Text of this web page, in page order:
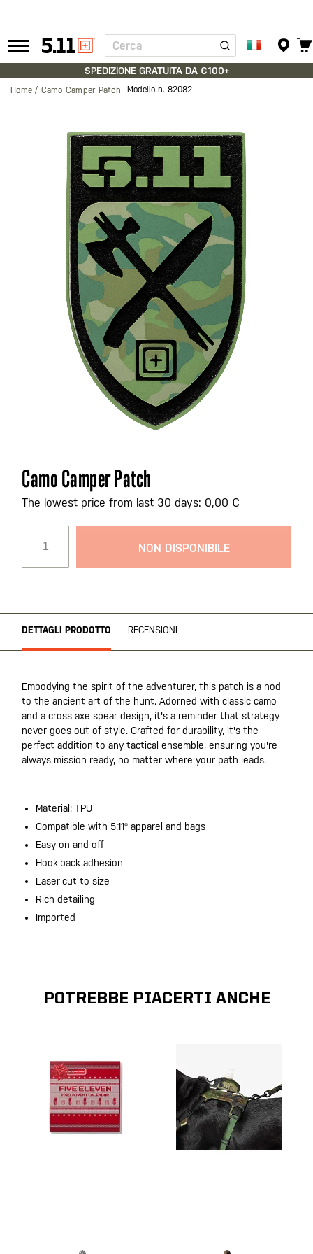
Tactical
Gear
Cerca
SPEDIZIONE GRATUITA DA €100+
Home Camo Camper Patch Modello n. 82082
Vai
all'inizio
della
immagini
Camo Camper Patch
The lowest price from last 30 days: 0,00 €
NON DISPONIBILE
DETTAGLI PRODOTTO RECENSIONI
Embodying the spirit of the adventurer, this patch is a nod
to the ancient art of the hunt. Adorned with classic camo
and a cross axe-spear design, it's a reminder that strategy
never goes out of style. Crafted for durability, it's the
perfect addition to any tactical ensemble, ensuring you're
always mission-ready, no matter where your path leads.
Material: TPU
Compatible with 5.11® apparel and bags
Easy on and off
Hook-back adhesion
Laser-cut to size
Rich detailing
Imported
POTREBBE PIACERTI ANCHE